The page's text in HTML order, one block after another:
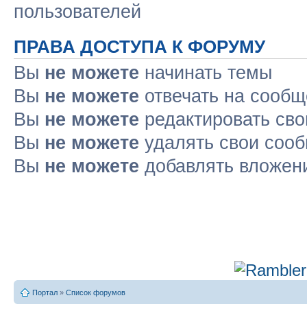
пользователей
ПРАВА ДОСТУПА К ФОРУМУ
Вы не можете начинать темы
Вы не можете отвечать на
Вы не можете редактировать
Вы не можете удалять свои
Вы не можете добавлять
Портал » Список форумов